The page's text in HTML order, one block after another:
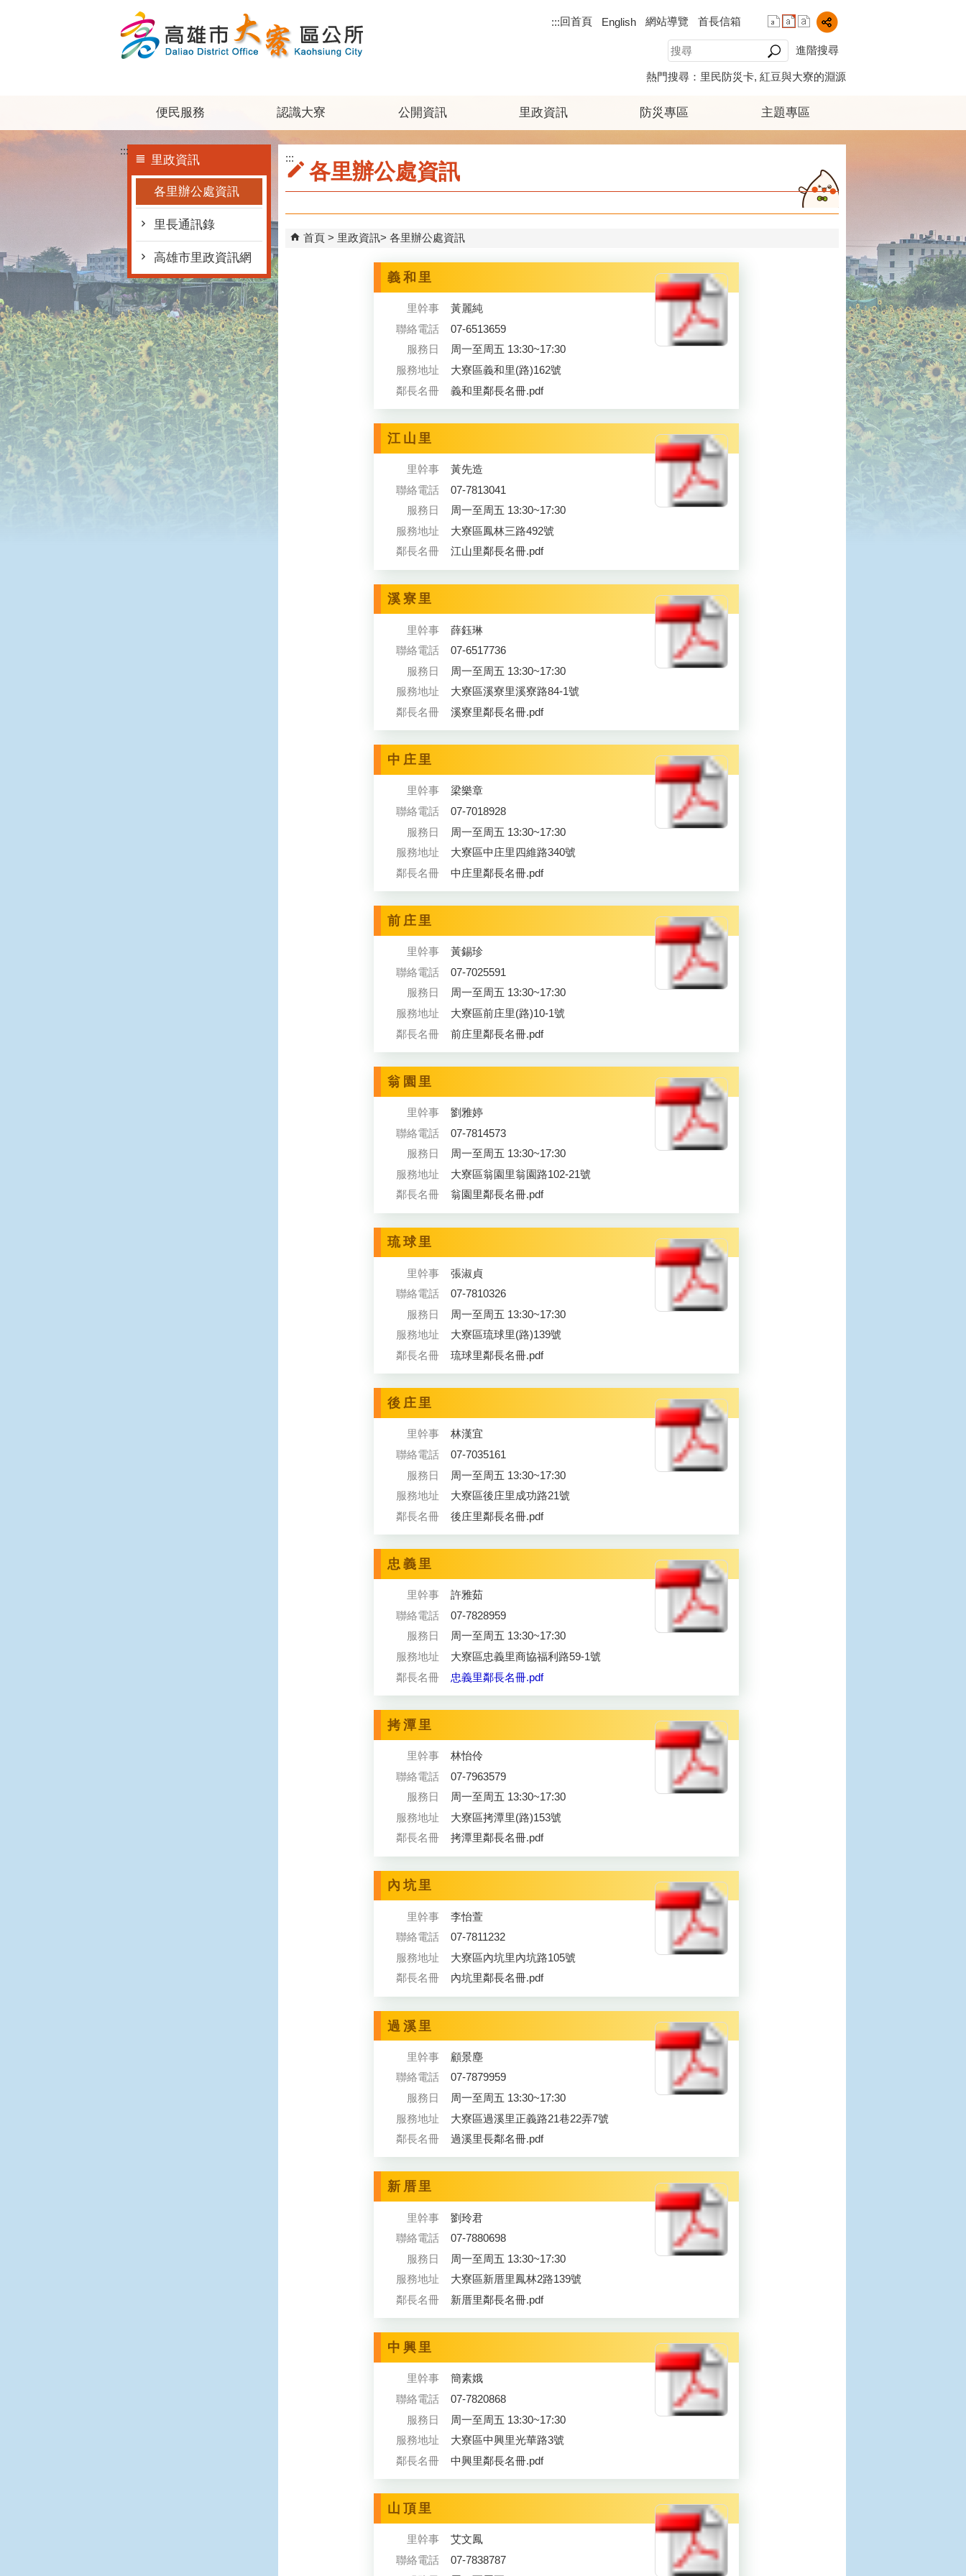
:::回首頁 English 網站導覽 首長信箱
進階搜尋
熱門搜尋： 里民防災卡 紅豆與大寮的淵源
便民服務 認識大寮 公開資訊 里政資訊 防災專區 主題專區
:::
里政資訊
各里辦公處資訊
里長通訊錄
高雄市里政資訊網
:::
各里辦公處資訊
首頁 里政資訊 各里辦公處資訊
義和里
里幹事
黃麗純
聯絡電話
07-6513659
服務日
周一至周五 13:30~17:30
服務地址
大寮區義和里(路)162號
鄰長名冊
義和里鄰長名冊.pdf
江山里
里幹事
黃先造
聯絡電話
07-7813041
服務日
周一至周五 13:30~17:30
服務地址
大寮區鳳林三路492號
鄰長名冊
江山里鄰長名冊.pdf
溪寮里
里幹事
薛鈺琳
聯絡電話
07-6517736
服務日
周一至周五 13:30~17:30
服務地址
大寮區溪寮里溪寮路84-1號
鄰長名冊
溪寮里鄰長名冊.pdf
中庄里
里幹事
梁樂章
聯絡電話
07-7018928
服務日
周一至周五 13:30~17:30
服務地址
大寮區中庄里四維路340號
鄰長名冊
中庄里鄰長名冊.pdf
前庄里
里幹事
黃錫珍
聯絡電話
07-7025591
服務日
周一至周五 13:30~17:30
服務地址
大寮區前庄里(路)10-1號
鄰長名冊
前庄里鄰長名冊.pdf
翁園里
里幹事
劉雅婷
聯絡電話
07-7814573
服務日
周一至周五 13:30~17:30
服務地址
大寮區翁園里翁園路102-21號
鄰長名冊
翁園里鄰長名冊.pdf
琉球里
里幹事
張淑貞
聯絡電話
07-7810326
服務日
周一至周五 13:30~17:30
服務地址
大寮區琉球里(路)139號
鄰長名冊
琉球里鄰長名冊.pdf
後庄里
里幹事
林漢宜
聯絡電話
07-7035161
服務日
周一至周五 13:30~17:30
服務地址
大寮區後庄里成功路21號
鄰長名冊
後庄里鄰長名冊.pdf
忠義里
里幹事
許雅茹
聯絡電話
07-7828959
服務日
周一至周五 13:30~17:30
服務地址
大寮區忠義里商協福利路59-1號
鄰長名冊
忠義里鄰長名冊.pdf
拷潭里
里幹事
林怡伶
聯絡電話
07-7963579
服務日
周一至周五 13:30~17:30
服務地址
大寮區拷潭里(路)153號
鄰長名冊
拷潭里鄰長名冊.pdf
內坑里
里幹事
李怡萱
聯絡電話
07-7811232
服務地址
大寮區內坑里內坑路105號
鄰長名冊
內坑里鄰長名冊.pdf
過溪里
里幹事
顧景塵
聯絡電話
07-7879959
服務日
周一至周五 13:30~17:30
服務地址
大寮區過溪里正義路21巷22弄7號
鄰長名冊
過溪里長鄰名冊.pdf
新厝里
里幹事
劉玲君
聯絡電話
07-7880698
服務日
周一至周五 13:30~17:30
服務地址
大寮區新厝里鳳林2路139號
鄰長名冊
新厝里鄰長名冊.pdf
中興里
里幹事
簡素娥
聯絡電話
07-7820868
服務日
周一至周五 13:30~17:30
服務地址
大寮區中興里光華路3號
鄰長名冊
中興里鄰長名冊.pdf
山頂里
里幹事
艾文鳳
聯絡電話
07-7838787